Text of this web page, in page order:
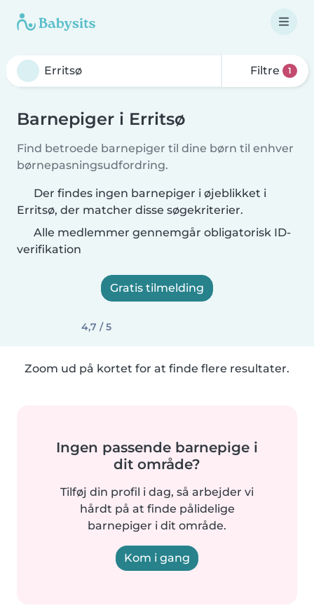
Filtre 1
Barnepiger i Erritsø
Find betroede barnepiger til dine børn til enhver
børnepasningsudfordring.
Der findes ingen barnepiger i øjeblikket i
Erritsø, der matcher disse søgekriterier.
Alle medlemmer gennemgår obligatorisk ID-
verifikation
Gratis tilmelding
4,7 / 5
Zoom ud på kortet for at finde flere resultater.
Ingen passende barnepige i
dit område?
Tilføj din profil i dag, så arbejder vi
hårdt på at finde pålidelige
barnepiger i dit område.
Kom i gang